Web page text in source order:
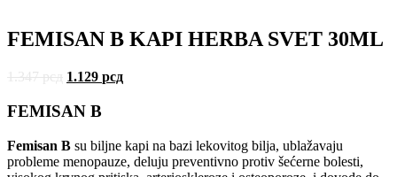
FEMISAN B KAPI HERBA SVET 30ML
1.347рсд 1.129 рсд
FEMISAN B
Femisan B su biljne kapi na bazi lekovitog bilja, ublažavaju
probleme menopauze, deluju preventivno protiv šećerne bolesti,